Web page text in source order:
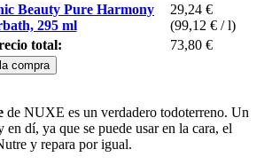
Beauty Pure Harmony
295 ml
29,24 €
(99,12 € / l)
total:
73,80 €
compra
de NUXE es un verdadero todoterreno. Un
dí, ya que se puede usar en la cara, el
y repara por igual.